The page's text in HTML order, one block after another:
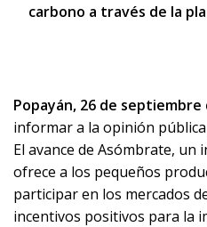
carbono a través de la
Popayán, 26 de septiembre
informar a la opinión
El avance de Asómbrate,
ofrece a los pequeños
participar en los mercados
incentivos positivos para la